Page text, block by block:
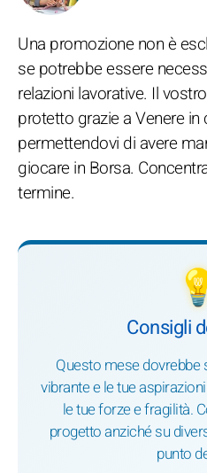
Una promozione non è
se potrebbe essere
relazioni lavorative. Il
protetto grazie a Venere
permettendovi di avere
giocare in Borsa.
termine.
Consigli
Questo mese
vibrante e le tue
le tue forze e fragilità.
progetto anziché su
punto